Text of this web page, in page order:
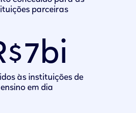
parceiras
às instituições de
ensino em dia